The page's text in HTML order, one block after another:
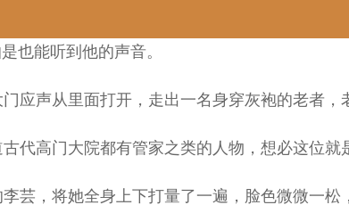
也能听到他的声音。
应声从里面打开，走出一名身穿灰袍的老者，
代高门大院都有管家之类的人物，想必这位就
芸，将她全身上下打量了一遍，脸色微微一松